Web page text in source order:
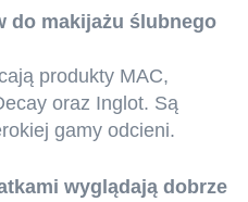
do makijażu ślubnego
produkty MAC,
oraz Inglot. Są
gamy odcieni.
wyglądają dobrze